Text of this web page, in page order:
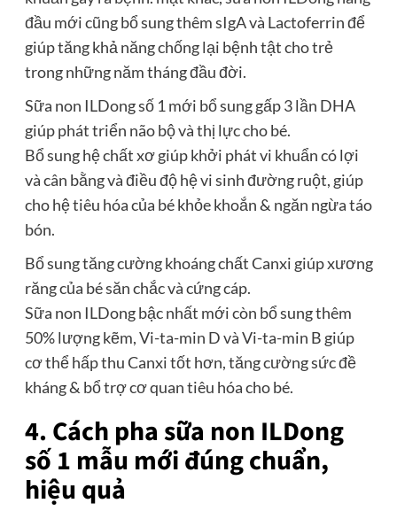
đầu mới cũng bổ sung thêm sIgA và Lactoferrin để
giúp tăng khả năng chống lại bệnh tật cho trẻ
trong những năm tháng đầu đời.
Sữa non ILDong số 1 mới bổ sung gấp 3 lần DHA
giúp phát triển não bộ và thị lực cho bé.
Bổ sung hệ chất xơ giúp khởi phát vi khuẩn có lợi
và cân bằng và điều độ hệ vi sinh đường ruột, giúp
cho hệ tiêu hóa của bé khỏe khoắn & ngăn ngừa táo
bón.
Bổ sung tăng cường khoáng chất Canxi giúp xương
răng của bé săn chắc và cứng cáp.
Sữa non ILDong bậc nhất mới còn bổ sung thêm
50% lượng kẽm, Vi-ta-min D và Vi-ta-min B giúp
cơ thể hấp thu Canxi tốt hơn, tăng cường sức đề
kháng & bổ trợ cơ quan tiêu hóa cho bé.
4. Cách pha sữa non ILDong
số 1 mẫu mới đúng chuẩn,
hiệu quả